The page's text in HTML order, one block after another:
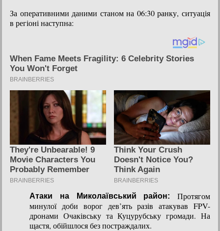
За оперативними даними станом на 06:30 ранку, ситуація
в регіоні наступна:
Атаки на Миколаївський район:
Протягом
минулої доби ворог дев’ять разів атакував FPV-
дронами Очаківську та Куцурубську громади. На
щастя, обійшлося без постраждалих.